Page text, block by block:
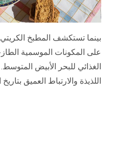
بينما تستكشف المطبخ
على المكونات الموسمية
الغذائي للبحر الأبيض
اللذيذة والارتباط العميق